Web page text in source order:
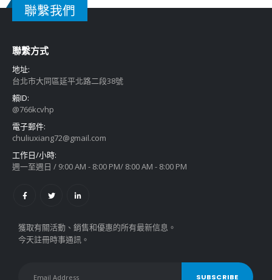
聯繫我們
聯繫方式
地址:
台北市大同區延平北路二段38號
賴ID:
@766kcvhp
電子郵件:
chuliuxiang72@gmail.com
工作日/小時:
週一至週日 / 9:00 AM - 8:00 PM/ 8:00 AM - 8:00 PM
獲取有關活動、銷售和優惠的所有最新信息。
今天註冊時事通訊。